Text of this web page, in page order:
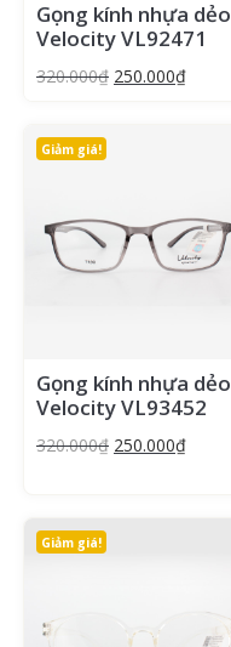
Gọng kính nhựa dẻo
Velocity VL92471
320.000₫ 250.000₫
Giảm giá!
Gọng kính nhựa dẻo
Velocity VL93452
320.000₫ 250.000₫
Giảm giá!